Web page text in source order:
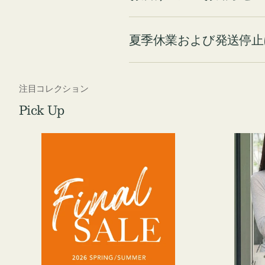
夏季休業および発送停
注目コレクション
Pick Up